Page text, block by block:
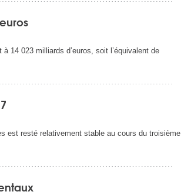
14 023 milliards d’euros, soit l’équivalent de
est resté relativement stable au cours du troisième